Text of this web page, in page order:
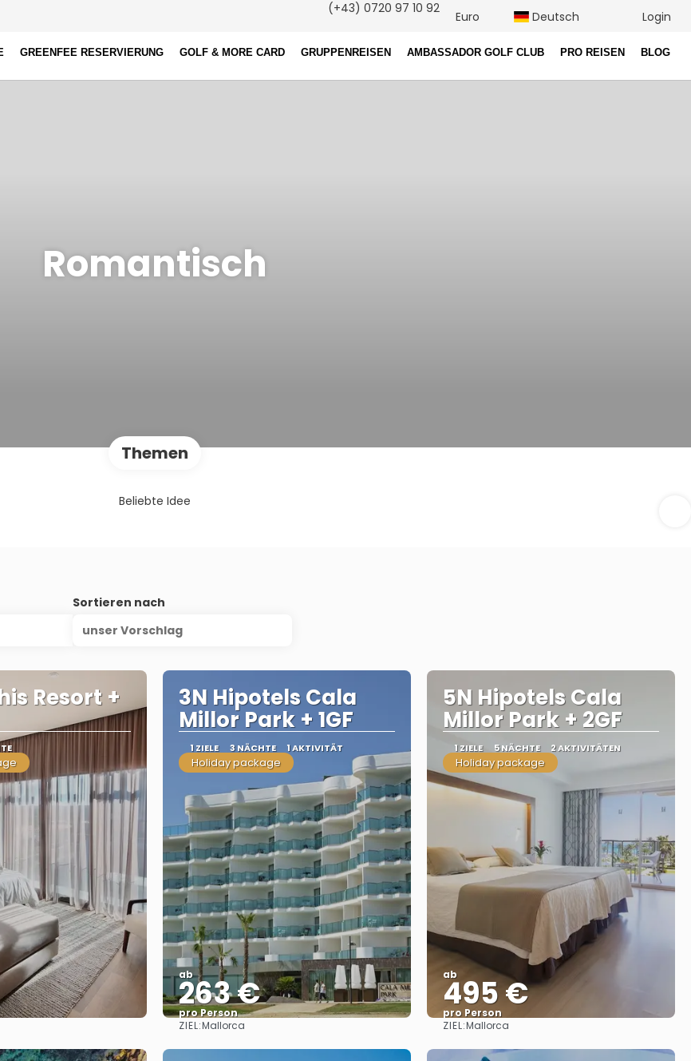
GREENFEE RESERVIERUNG GOLF & MORE CARD GRUPPENREISEN AMBASSADOR GOLF CLUB PRO REISEN BLOG
(+43) 0720 97 10 92
Euro Deutsch Login
Romantisch
Themen
Beliebte Idee
Sortieren nach
unser Vorschlag
Resort + 3N Hipotels Cala
Millor Park + 1GF
1 ZIELE 3 NÄCHTE 1 AKTIVITÄT
Holiday package
ab
263 €
pro Person
ZIEL:Mallorca
5N Hipotels Cala
Millor Park + 2GF
1 ZIELE 5 NÄCHTE 2 AKTIVITÄTEN
Holiday package
ab
495 €
pro Person
ZIEL:Mallorca